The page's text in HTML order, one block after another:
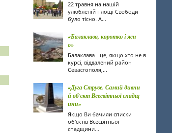
22 травня на нашій
улюбленій площі Свободи
було тісно. А...
«Балаклава, коротко і ясн
о»
Балаклава - це, якщо хто не в
курсі, віддалений район
Севастополя,...
«Дуга Струве. Самий дивни
й об'єкт Всесвітньої спадщ
ини»
Якщо Ви бачили списки
об'єктів Всесвітньої
спадщини...